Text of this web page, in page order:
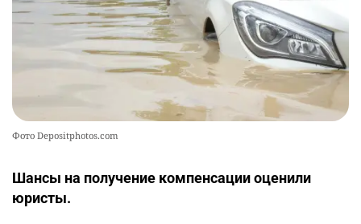
Фото Depositphotos.com
Шансы на получение компенсации оценили
юристы.